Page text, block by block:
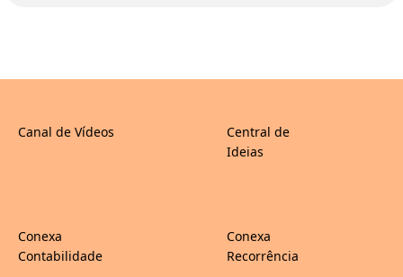
Canal de Vídeos
Central de
Ideias
Conexa
Contabilidade
Conexa
Recorrência